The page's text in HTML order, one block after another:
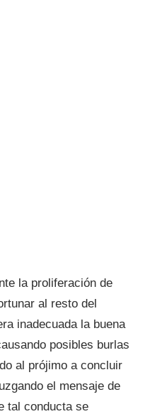
la proliferación de
al resto del
inadecuada la buena
posibles burlas
al prójimo a concluir
el mensaje de
tal conducta se